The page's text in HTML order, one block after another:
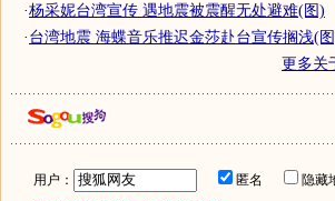
·杨采妮台湾宣传 遇地震被震醒无处避难(图)
·台湾地震 海蝶音乐推迟金莎赴台宣传搁浅(
更多关
用户： 匿名 隐